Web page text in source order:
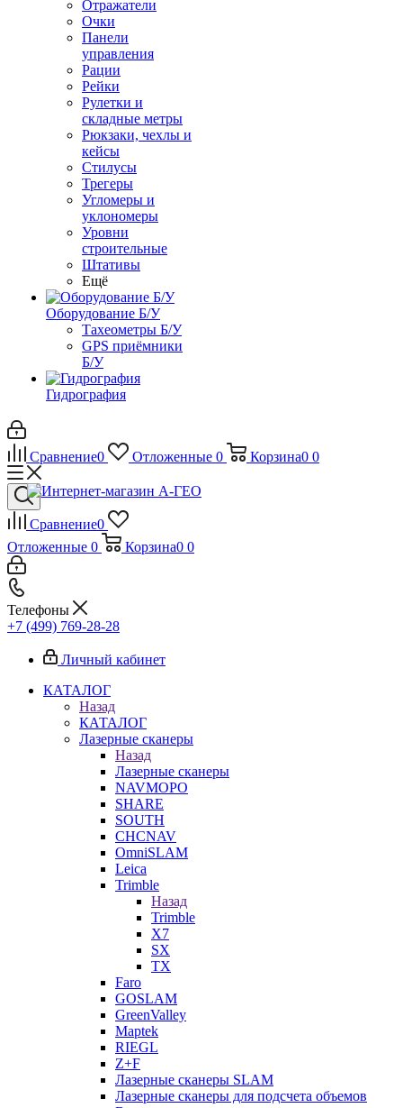
Отражатели
Очки
Панели
управления
Рации
Рейки
Рулетки и
складные метры
Рюкзаки, чехлы и
кейсы
Стилусы
Трегеры
Угломеры и
уклономеры
Уровни
строительные
Штативы
Ещё
Оборудование Б/У
Тахеометры Б/У
GPS приёмники
Б/У
Гидрография
Сравнение0 Отложенные 0 Корзина0 0
Сравнение0
Отложенные 0 Корзина0 0
Телефоны
+7 (499) 769-28-28
Личный кабинет
КАТАЛОГ
Назад
КАТАЛОГ
Лазерные сканеры
Назад
Лазерные сканеры
NAVMOPO
SHARE
SOUTH
CHCNAV
OmniSLAM
Leica
Trimble
Назад
Trimble
X7
SX
TX
Faro
GOSLAM
GreenValley
Maptek
RIEGL
Z+F
Лазерные сканеры SLAM
Лазерные сканеры для подсчета объемов